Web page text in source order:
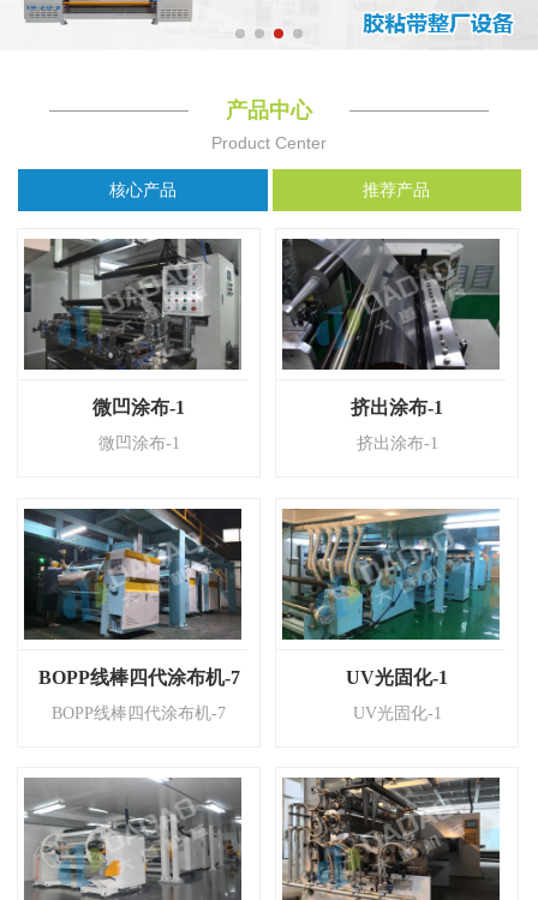
产品中心
Product Center
核心产品 推荐产品
微凹涂布-1
微凹涂布-1
挤出涂布-1
挤出涂布-1
BOPP线棒四代涂布机-7
BOPP线棒四代涂布机-7
UV光固化-1
UV光固化-1